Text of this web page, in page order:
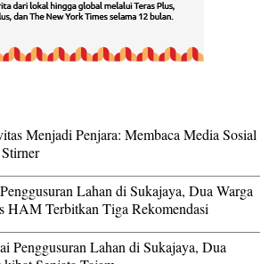
Menjadi Penjara: Membaca Media Sosial
Lahan di Sukajaya, Dua Warga
HAM Terbitkan Tiga Rekomendasi
Penggusuran Lahan di Sukajaya, Dua